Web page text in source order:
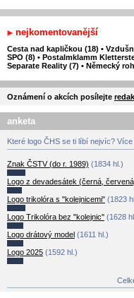
nejkomentovanější
Cesta nad kapličkou (18) •
SPO (8) • Postalmklamm
Separate Reality (7) • Německý
Oznámení o akcích posílejte
anketa
Které logo ČHS se ti líbí nejvíc?
Znak ČSTV (do r. 1989) (1834 hl.)
Logo z devadesátek (černá,
Logo trikolóra s "kolejnicemi" (1823
Logo Trikolóra bez "kolejnic" (1628
Logo drátový model (1611 hl.)
Logo 2025 (1592 hl.)